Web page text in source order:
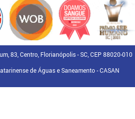
83, Centro, Florianópolis - SC, CEP 88020-010
de Águas e Saneamento - CASAN